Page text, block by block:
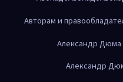
Авторам и
Александр
Александр